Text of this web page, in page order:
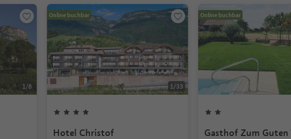
1/8
Online buchbar
1/33
Hotel Christof
Online buchbar
Gasthof Zum Guten